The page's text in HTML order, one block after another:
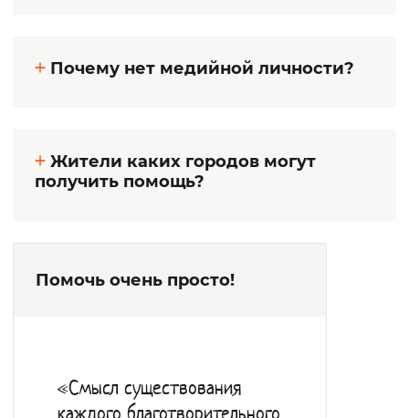
Почему нет медийной личности?
Жители каких городов могут
получить помощь?
Помочь очень просто!
«Смысл существования